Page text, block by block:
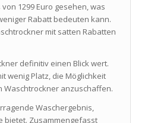
1299 Euro gesehen, was
Rabatt bedeuten kann.
mit satten Rabatten
definitiv einen Blick wert.
wenig Platz, die Möglichkeit
Waschtrockner anzuschaffen.
Waschergebnis,
bietet. Zusammengefasst